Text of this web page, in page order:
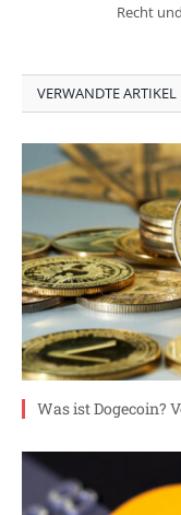
Recht
VERWANDTE ARTIKEL
Was ist Dogecoin?